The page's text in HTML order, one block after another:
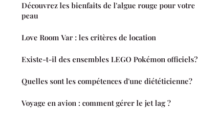
Découvrez les bienfaits de l'algue rouge pour votre
peau
Love Room Var : les critères de location
Existe-t-il des ensembles LEGO Pokémon officiels?
Quelles sont les compétences d'une diététicienne?
Voyage en avion : comment gérer le jet lag ?